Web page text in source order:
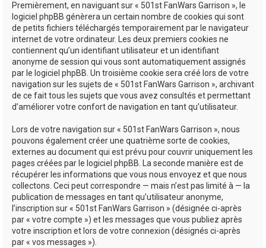
Premièrement, en naviguant sur « 501st FanWars Garrison », le
logiciel phpBB génèrera un certain nombre de cookies qui sont
de petits fichiers téléchargés temporairement par le navigateur
internet de votre ordinateur. Les deux premiers cookies ne
contiennent qu’un identifiant utilisateur et un identifiant
anonyme de session qui vous sont automatiquement assignés
par le logiciel phpBB. Un troisième cookie sera créé lors de votre
navigation sur les sujets de « 501st FanWars Garrison », archivant
de ce fait tous les sujets que vous avez consultés et permettant
d’améliorer votre confort de navigation en tant qu’utilisateur.
Lors de votre navigation sur « 501st FanWars Garrison », nous
pouvons également créer une quatrième sorte de cookies,
externes au document qui est prévu pour couvrir uniquement les
pages créées par le logiciel phpBB. La seconde manière est de
récupérer les informations que vous nous envoyez et que nous
collectons. Ceci peut correspondre — mais n’est pas limité à — la
publication de messages en tant qu’utilisateur anonyme,
l’inscription sur « 501st FanWars Garrison » (désignée ci-après
par « votre compte ») et les messages que vous publiez après
votre inscription et lors de votre connexion (désignés ci-après
par « vos messages »).